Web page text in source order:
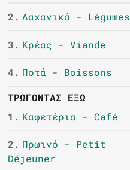
2. Λαχανικά - Légumes
3. Κρέας - Viande
4. Ποτά - Boissons
ΤΡΏΓΟΝΤΑΣ ΈΞΩ
1. Καφετέρια - Café
2. Πρωινό - Petit
Déjeuner